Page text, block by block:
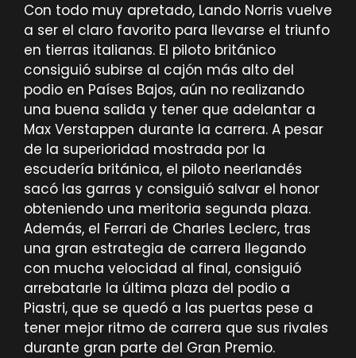
Con todo muy apretado, Lando Norris vuelve
a ser el claro favorito para llevarse el triunfo
en tierras italianas. El piloto británico
consiguió subirse al cajón más alto del
podio en Países Bajos, aún no realizando
una buena salida y tener que adelantar a
Max Verstappen durante la carrera. A pesar
de la superioridad mostrada por la
escudería británica, el piloto neerlandés
sacó las garras y consiguió salvar el honor
obteniendo una meritoria segunda plaza.
Además, el Ferrari de Charles Leclerc, tras
una gran estrategia de carrera llegando
con mucha velocidad al final, consiguió
arrebatarle la última plaza del podio a
Piastri, que se quedó a las puertas pese a
tener mejor ritmo de carrera que sus rivales
durante gran parte del Gran Premio.